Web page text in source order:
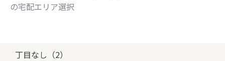
の宅配エリア選択
丁目なし（2）